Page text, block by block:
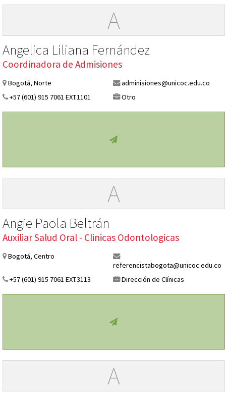
A
Angelica Liliana Fernández
Coordinadora de Admisiones
Bogotá, Norte
adminisiones@unicoc.edu.co
+57 (601) 915 7061 EXT.1101
Otro
A
Angie Paola Beltrán
Auxiliar Salud Oral - Clinicas Odontologicas
Bogotá, Centro
referencistabogota@unicoc.edu.co
+57 (601) 915 7061 EXT.3113
Dirección de Clínicas
A